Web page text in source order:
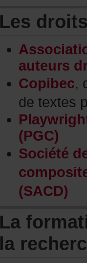
Copibec
(PGC)
(SACD)